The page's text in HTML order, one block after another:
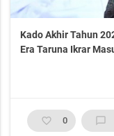
Kado Akhir Tahun
Era Taruna Ikrar
favorite_border 0 chat_bubble_outline